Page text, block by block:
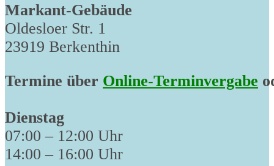
Markant-Gebäude
Oldesloer Str. 1
23919 Berkenthin
Termine über Online-Terminvergabe
Dienstag
07:00 – 12:00 Uhr
14:00 – 16:00 Uhr